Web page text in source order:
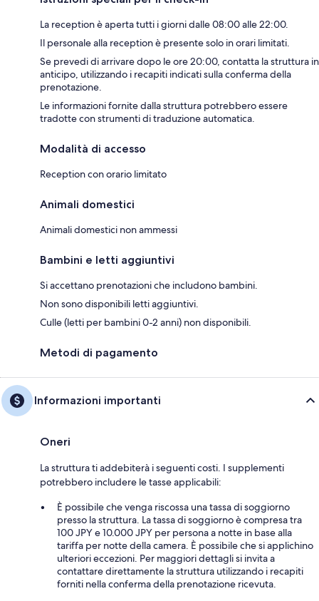
La reception è aperta tutti i giorni dalle 08:00 alle 22:00.
Il personale alla reception è presente solo in orari limitati.
Se prevedi di arrivare dopo le ore 20:00, contatta la struttura in
anticipo, utilizzando i recapiti indicati sulla conferma della
prenotazione.
Le informazioni fornite dalla struttura potrebbero essere
tradotte con strumenti di traduzione automatica.
Modalità di accesso
Reception con orario limitato
Animali domestici
Animali domestici non ammessi
Bambini e letti aggiuntivi
Si accettano prenotazioni che includono bambini.
Non sono disponibili letti aggiuntivi.
Culle (letti per bambini 0-2 anni) non disponibili.
Metodi di pagamento
Informazioni importanti
Oneri
La struttura ti addebiterà i seguenti costi. I supplementi
potrebbero includere le tasse applicabili:
È possibile che venga riscossa una tassa di soggiorno
presso la struttura. La tassa di soggiorno è compresa tra
100 JPY e 10.000 JPY per persona a notte in base alla
tariffa per notte della camera. È possibile che si applichino
ulteriori eccezioni. Per maggiori dettagli si invita a
contattare direttamente la struttura utilizzando i recapiti
forniti nella conferma della prenotazione ricevuta.